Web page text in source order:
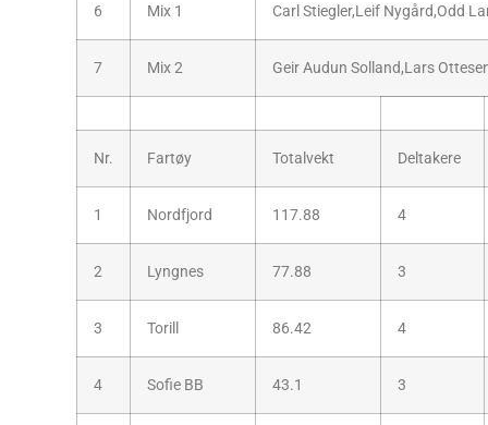
6 Mix 1 Carl Stiegler,Leif Nygård,Odd
7 Mix 2 Geir Audun Solland,Lars
Nr. Fartøy Totalvekt Deltakere
1 Nordfjord 117.88 4
2 Lyngnes 77.88 3
3 Torill 86.42 4
4 Sofie BB 43.1 3